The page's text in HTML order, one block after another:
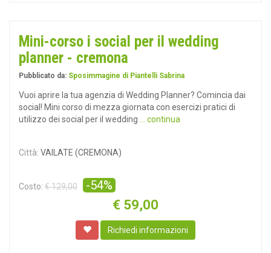
Mini-corso i social per il wedding
planner - cremona
Pubblicato da: Sposimmagine di Piantelli Sabrina
Vuoi aprire la tua agenzia di Wedding Planner? Comincia dai
social! Mini corso di mezza giornata con esercizi pratici di
utilizzo dei social per il wedding
... continua
Città: VAILATE (CREMONA)
Costo: € 129,00 -54%
€ 59,00
Richiedi informazioni